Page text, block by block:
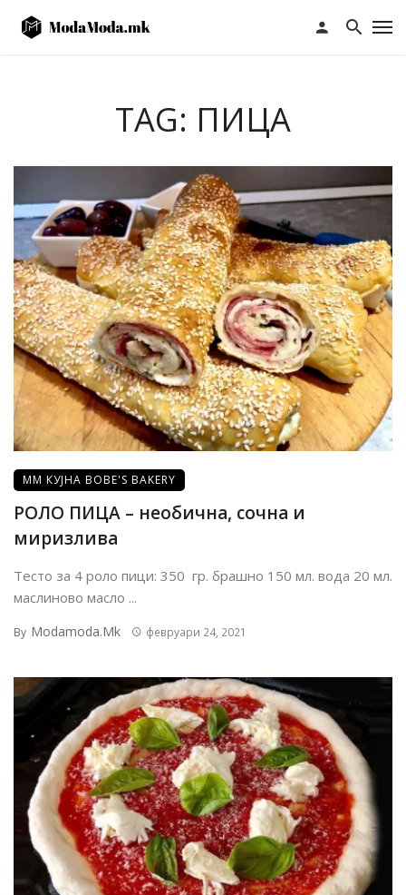
TAG: ПИЦА
ММ КУЈНА BOBE'S BAKERY
РОЛО ПИЦА – необична, сочна и
миризлива
Тесто за 4 роло пици: 350 гр. брашно 150 мл. вода 20 мл.
маслиново масло ...
By Modamoda.mk февруари 24, 2021